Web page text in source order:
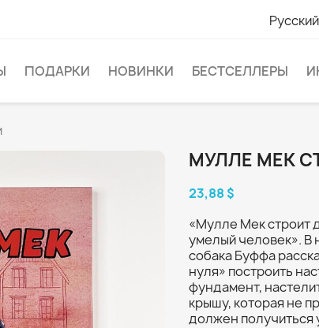
Русский
ПОДАРКИ НОВИНКИ БЕСТСЕЛЛЕРЫ
МУЛЛЕ МЕК
23,88 $
«Мулле Мек строит
умелый человек». В
собака Буффа
нуля» построить
фундамент,
крышу, которая не
должен получиться